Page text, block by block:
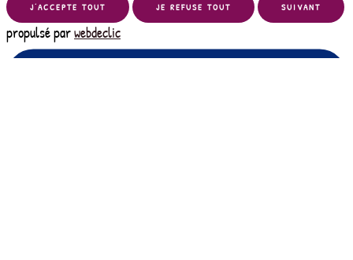
J’ACCEPTE TOUT JE REFUSE TOUT SUIVANT
propulsé parwebdeclic